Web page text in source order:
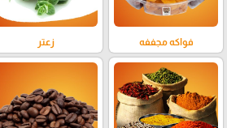
فواكه مجففه زعتر